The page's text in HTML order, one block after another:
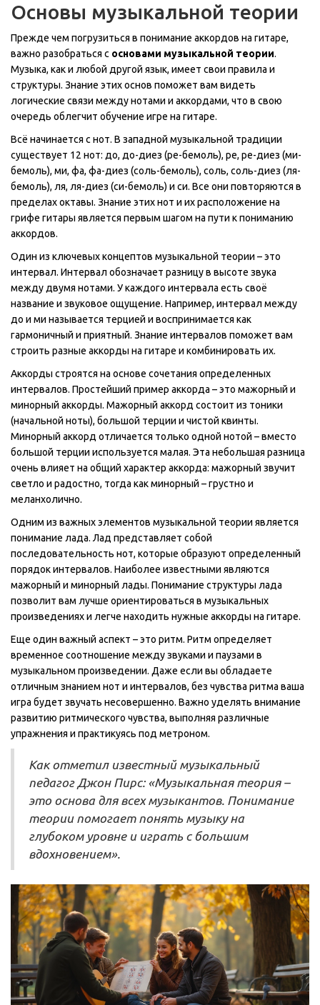
Основы музыкальной теории
Прежде чем погрузиться в понимание аккордов на гитаре,
важно разобраться с основами музыкальной теории.
Музыка, как и любой другой язык, имеет свои правила и
структуры. Знание этих основ поможет вам видеть
логические связи между нотами и аккордами, что в свою
очередь облегчит обучение игре на гитаре.
Всё начинается с нот. В западной музыкальной традиции
существует 12 нот: до, до-диез (ре-бемоль), ре, ре-диез (ми-
бемоль), ми, фа, фа-диез (соль-бемоль), соль, соль-диез (ля-
бемоль), ля, ля-диез (си-бемоль) и си. Все они повторяются в
пределах октавы. Знание этих нот и их расположение на
грифе гитары является первым шагом на пути к пониманию
аккордов.
Один из ключевых концептов музыкальной теории – это
интервал. Интервал обозначает разницу в высоте звука
между двумя нотами. У каждого интервала есть своё
название и звуковое ощущение. Например, интервал между
до и ми называется терцией и воспринимается как
гармоничный и приятный. Знание интервалов поможет вам
строить разные аккорды на гитаре и комбинировать их.
Аккорды строятся на основе сочетания определенных
интервалов. Простейший пример аккорда – это мажорный и
минорный аккорды. Мажорный аккорд состоит из тоники
(начальной ноты), большой терции и чистой квинты.
Минорный аккорд отличается только одной нотой – вместо
большой терции используется малая. Эта небольшая разница
очень влияет на общий характер аккорда: мажорный звучит
светло и радостно, тогда как минорный – грустно и
меланхолично.
Одним из важных элементов музыкальной теории является
понимание лада. Лад представляет собой
последовательность нот, которые образуют определенный
порядок интервалов. Наиболее известными являются
мажорный и минорный лады. Понимание структуры лада
позволит вам лучше ориентироваться в музыкальных
произведениях и легче находить нужные аккорды на гитаре.
Еще один важный аспект – это ритм. Ритм определяет
временное соотношение между звуками и паузами в
музыкальном произведении. Даже если вы обладаете
отличным знанием нот и интервалов, без чувства ритма ваша
игра будет звучать несовершенно. Важно уделять внимание
развитию ритмического чувства, выполняя различные
упражнения и практикуясь под метроном.
Как отметил известный музыкальный
педагог Джон Пирс: «Музыкальная теория –
это основа для всех музыкантов. Понимание
теории помогает понять музыку на
глубоком уровне и играть с большим
вдохновением».